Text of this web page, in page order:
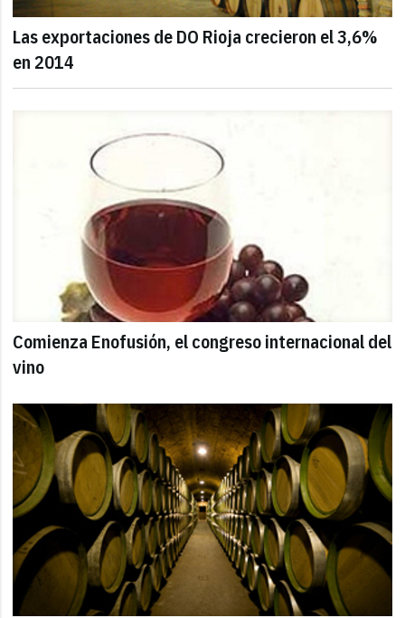
Las exportaciones de DO Rioja crecieron el 3,6%
en 2014
Comienza Enofusión, el congreso internacional del
vino